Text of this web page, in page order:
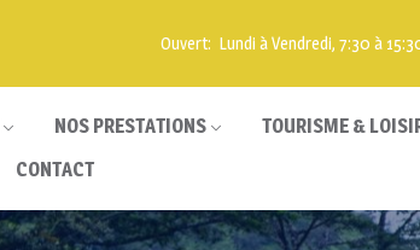
Ouvert: Lundi à Vendredi, 7:30 à
NOS PRESTATIONS TOURISME &
CONTACT